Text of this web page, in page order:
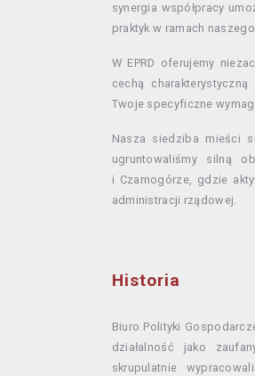
synergia współpracy
praktyk w ramach
W EPRD oferujemy
cechą
Twoje specyficzne
Nasza siedziba mieści
ugruntowaliśmy silną
i Czarnogórze, gdzie
administracji rządowej.
Historia
Biuro Polityki
działalność jako
skrupulatnie